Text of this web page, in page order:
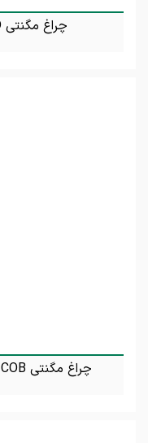
چراغ مگنتی SMD کروی فورام4M 6 وات
چراغ مگنتی COB استوانه ای آویز فورام4M 6 وات